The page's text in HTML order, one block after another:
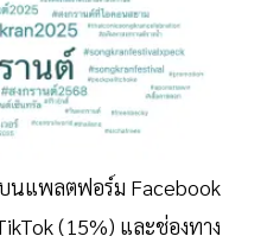
นแพลตฟอร์ม Facebook
(15%) และช่องทาง